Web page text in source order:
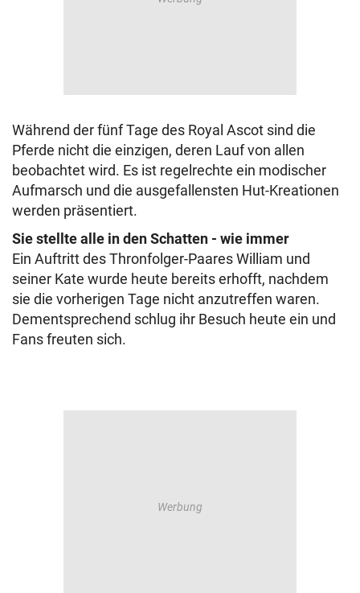
Während der fünf Tage des Royal Ascot sind die
Pferde nicht die einzigen, deren Lauf von allen
beobachtet wird. Es ist regelrechte ein modischer
Aufmarsch und die ausgefallensten Hut-Kreationen
werden präsentiert.
Sie stellte alle in den Schatten - wie immer
Ein Auftritt des Thronfolger-Paares William und
seiner Kate wurde heute bereits erhofft, nachdem
sie die vorherigen Tage nicht anzutreffen waren.
Dementsprechend schlug ihr Besuch heute ein und
Fans freuten sich.